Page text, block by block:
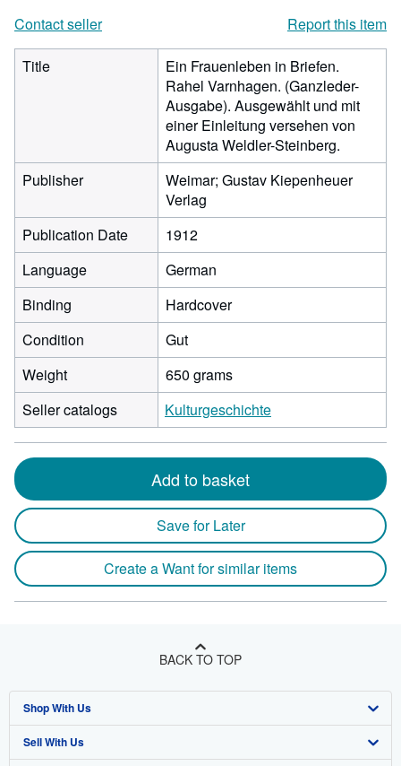
Contact seller
Report this item
Title
Ein Frauenleben in Briefen.
Rahel Varnhagen. (Ganzleder-
Ausgabe). Ausgewählt und mit
einer Einleitung versehen von
Augusta Weldler-Steinberg.
Publisher
Weimar; Gustav Kiepenheuer
Verlag
Publication Date
1912
Language
German
Binding
Hardcover
Condition
Gut
Weight
650 grams
Seller catalogs
Kulturgeschichte
Add to basket
Save for Later
Create a Want for similar items
BACK TO TOP
Shop With Us
Advanced Search
Sell With Us